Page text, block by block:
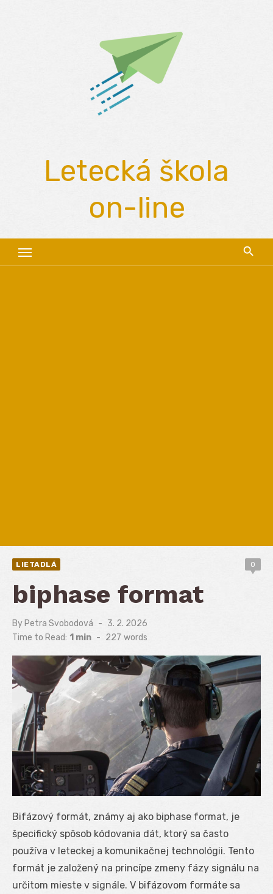
Letecká škola
on-line
LIETADLÁ 0
biphase format
By Petra Svobodová
Posted
on
3. 2. 2026
Time to Read: 1 min - 227 words
Bifázový formát, známy aj ako biphase format, je
špecifický spôsob kódovania dát, ktorý sa často
používa v leteckej a komunikačnej technológii. Tento
formát je založený na princípe zmeny fázy signálu na
určitom mieste v signále. V bifázovom formáte sa